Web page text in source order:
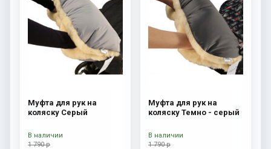
Муфта для рук на
коляску Серый
1 790 р
В наличии
Муфта для рук на
коляску Темно - серый
1 790 р
В наличии